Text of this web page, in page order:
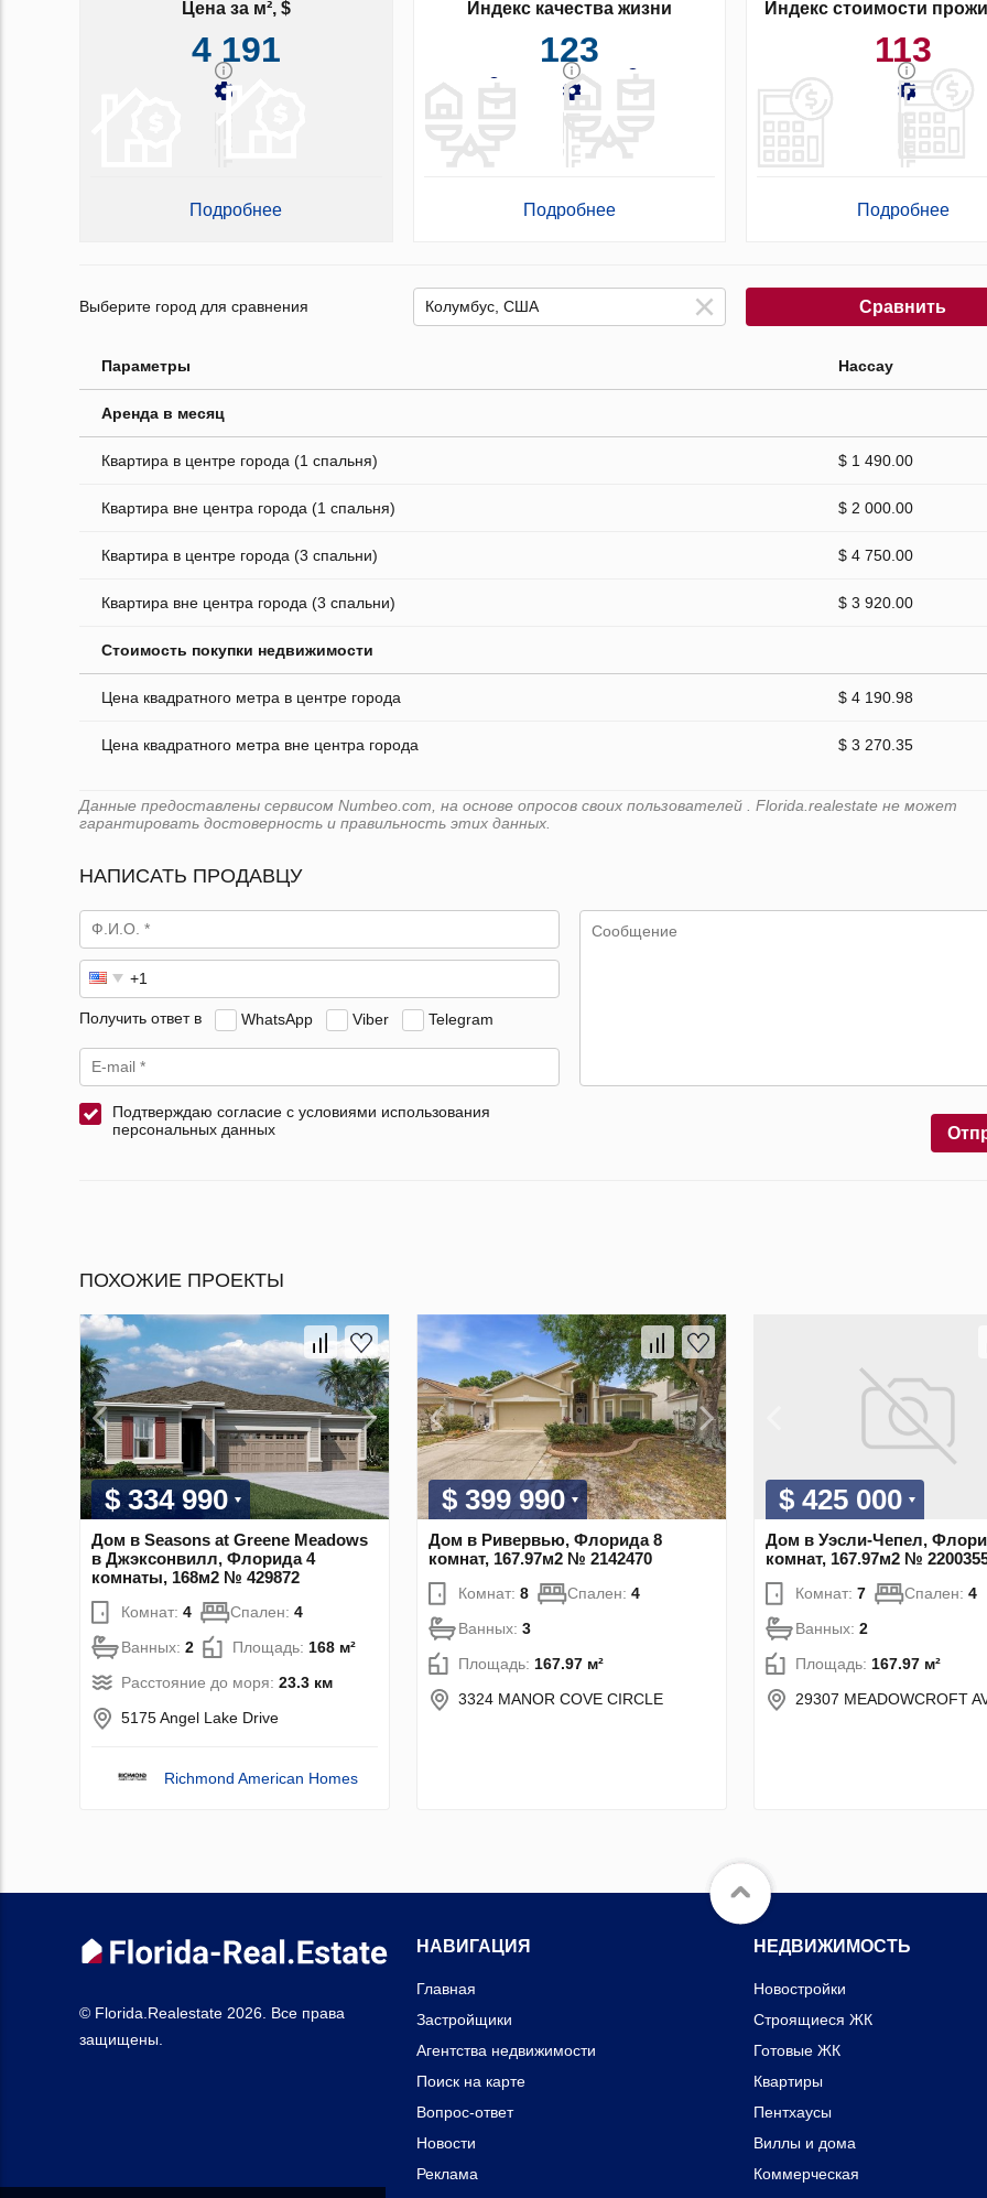
Цена за м², $
4 191
Подробнее
Индекс качества жизни
123
Подробнее
Индекс стоимости
113
Подробнее
Выберите город для сравнения Сравнить
Параметры Нассау
Аренда в месяц
Квартира в центре города (1 спальня) $ 1 490.00
Квартира вне центра города (1 спальня) $ 2 000.00
Квартира в центре города (3 спальни) $ 4 750.00
Квартира вне центра города (3 спальни) $ 3 920.00
Стоимость покупки недвижимости
Цена квадратного метра в центре города $ 4 190.98
Цена квадратного метра вне центра города $ 3 270.35
Данные предоставлены сервисом Numbeo.com, на основе опросов своих пользователей . Florida.realestate не может
гарантировать достоверность и правильность этих данных.
НАПИСАТЬ ПРОДАВЦУ
Получить ответ в WhatsApp Viber Telegram
Подтверждаю согласие с условиями использования
персональных данных
ПОХОЖИЕ ПРОЕКТЫ
$ 334 990
Дом в Seasons at Greene Meadows
в Джэксонвилл, Флорида 4
комнаты, 168м2 № 429872
Комнат: 4 Спален: 4
Ванных: 2 Площадь: 168 м²
Расстояние до моря: 23.3 км
5175 Angel Lake Drive
Richmond American Homes
$ 399 990
Дом в Ривервью, Флорида 8
комнат, 167.97м2 № 2142470
Комнат: 8 Спален: 4
Ванных: 3
Площадь: 167.97 м²
3324 MANOR COVE CIRCLE
$ 425 000
Дом в Уэсли-Чепел,
комнат, 167.97м2 №
Комнат: 7 Спален: 4
Ванных: 2
Площадь: 167.97 м²
29307 MEADOWCROFT
© Florida.Realestate 2026. Все права
защищены.
НАВИГАЦИЯ
Главная
Застройщики
Агентства недвижимости
Поиск на карте
Вопрос-ответ
Новости
Реклама
НЕДВИЖИМОСТЬ
Новостройки
Строящиеся ЖК
Готовые ЖК
Квартиры
Пентхаусы
Виллы и дома
Коммерческая